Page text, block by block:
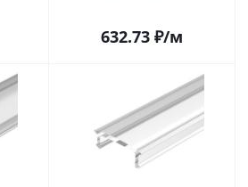
632.73 ₽/м